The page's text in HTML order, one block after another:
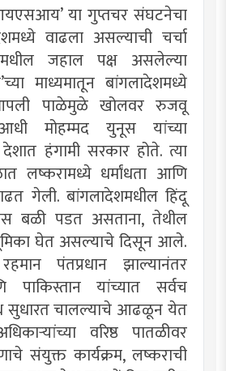
या गुप्तचर संघटनेचा
वाढला असल्याची चर्चा
जहाल पक्ष असलेल्या
माध्यमातून बांगलादेशमध्ये
पाळेमुळे खोलवर रुजवू
मोहम्मद युनूस यांच्या
हंगामी सरकार होते. त्या
लष्करामध्ये धर्मांधता आणि
गेली. बांगलादेशमधील हिंदू
बळी पडत असताना, तेथील
घेत असल्याचे दिसून आले.
पंतप्रधान झाल्यानंतर
यांच्यात सर्वच
सुधारत चालल्याचे आढळून येत
वरिष्ठ पातळीवर
संयुक्त कार्यक्रम, लष्कराची